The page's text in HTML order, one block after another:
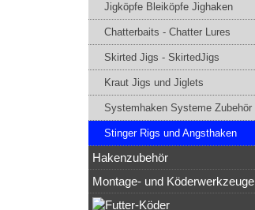
Jigköpfe Bleiköpfe Jighaken
Chatterbaits - Chatter Lures
Skirted Jigs - SkirtedJigs
Kraut Jigs und Jiglets
Systemhaken Systeme Zubehör
Stinger Rigs und Angsthaken
Hakenzubehör
Montage- und Köderwerkzeuge